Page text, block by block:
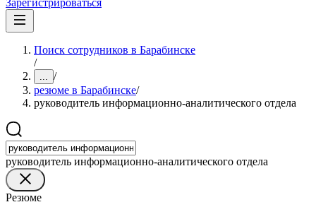
Зарегистрироваться
Поиск сотрудников в Барабинске
/
... /
резюме в Барабинске/
руководитель информационно-аналитического отдела
руководитель информационно-аналитического отдела
Резюме